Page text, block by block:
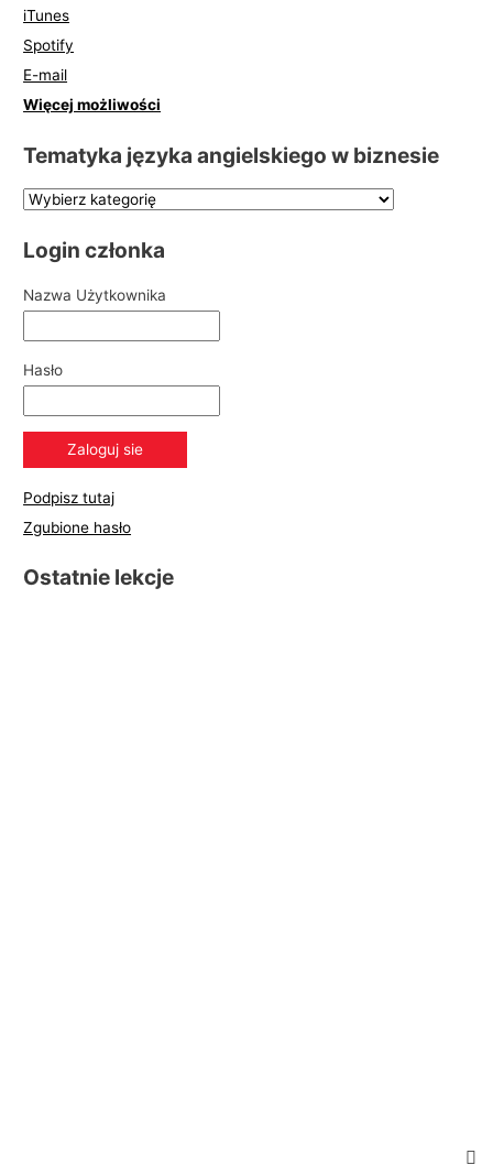
iTunes
Spotify
E-mail
Więcej możliwości
Tematyka języka angielskiego w biznesie
Login członka
Nazwa Użytkownika
Hasło
Podpisz tutaj
Zgubione hasło
Ostatnie lekcje